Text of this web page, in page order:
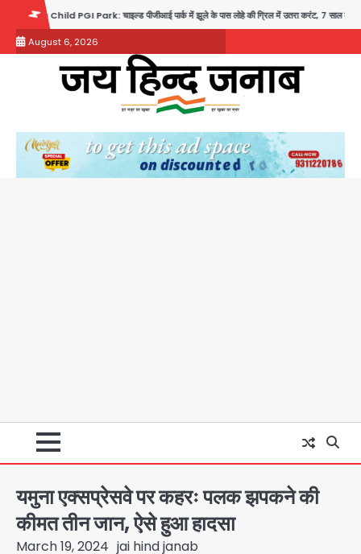
content
चाइल्ड पीजीआई पार्क में झूले के पास लोहे की ग्रिल में उतरा करंट, 7 साल के बच्चे की हालत गंभीर, बिजली
August 6, 2026
यमुना एक्सप्रेसवे पर कहरः पलक झपकने की
कीमत तीन जान, ऐसे हुआ हादसा
March 19, 2024 jai hind janab